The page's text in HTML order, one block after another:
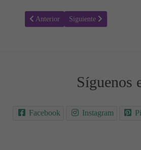
Artículo anterior: Tristán - Significado
Anterior Artículo siguiente:
Siguiente
Síguenos
Facebook Instagram